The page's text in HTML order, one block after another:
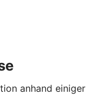
anhand einiger